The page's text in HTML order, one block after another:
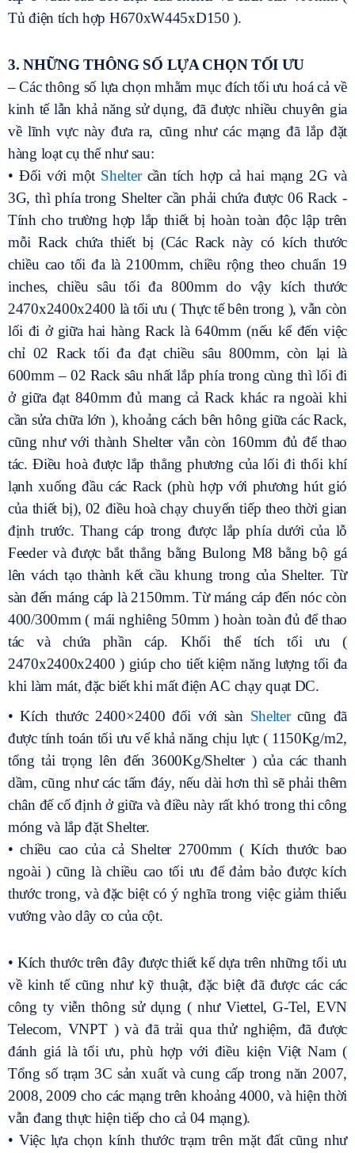
Tủ điện tích hợp H670xW445xD150 ).
3. NHỮNG THÔNG SỐ LỰA CHỌN TỐI ƯU
– Các thông số lựa chọn mhằm mục đích tối ưu hoá cả về
kinh tế lẫn khả năng sử dụng, đã được nhiều chuyên gia
về lĩnh vực này đưa ra, cũng như các mạng đã lắp đặt
hàng loạt cụ thể như sau:
• Đối với một Sheltercần tích hợp cả hai mạng 2G và
3G, thì phía trong Shelter cần phải chứa được 06 Rack -
Tính cho trường hợp lắp thiết bị hoàn toàn độc lập trên
mỗi Rack chứa thiết bị (Các Rack này có kích thước
chiều cao tối đa là 2100mm, chiều rộng theo chuẩn 19
inches, chiều sâu tối đa 800mm do vậy kích thước
2470x2400x2400 là tối ưu ( Thực tế bên trong ), vẫn còn
lối đi ở giữa hai hàng Rack là 640mm (nếu kể đến việc
chỉ 02 Rack tối đa đạt chiều sâu 800mm, còn lại là
600mm – 02 Rack sâu nhất lắp phía trong cùng thì lối đi
ở giữa đạt 840mm đủ mang cả Rack khác ra ngoài khi
cần sửa chữa lớn ), khoảng cách bên hông giữa các Rack,
cũng như với thành Shelter vẫn còn 160mm đủ để thao
tác. Điều hoà được lắp thẳng phương của lối đi thổi khí
lạnh xuống đầu các Rack (phù hợp với phương hút gió
của thiết bị), 02 điều hoà chạy chuyển tiếp theo thời gian
định trước. Thang cáp trong được lắp phía dưới của lỗ
Feeder và được bắt thẳng bằng Bulong M8 bằng bộ gá
lên vách tạo thành kết cầu khung trong của Shelter. Từ
sàn đến máng cáp là 2150mm. Từ máng cáp đến nóc còn
400/300mm ( mái nghiêng 50mm ) hoàn toàn đủ để thao
tác và chứa phần cáp. Khối thể tích tối ưu (
2470x2400x2400 ) giúp cho tiết kiệm năng lượng tối đa
khi làm mát, đặc biết khi mất điện AC chạy quạt DC.
• Kích thước 2400×2400 đối với sàn Sheltercũng đã
được tính toán tối ưu vể khả năng chịu lực ( 1150Kg/m2,
tổng tải trọng lên đến 3600Kg/Shelter ) của các thanh
dầm, cũng như các tấm đáy, nếu dài hơn thì sẽ phải thêm
chân đế cố định ở giữa và điều này rất khó trong thi công
móng và lắp đặt Shelter.
• chiều cao của cả Shelter 2700mm ( Kích thước bao
ngoài ) cũng là chiều cao tối ưu để đảm bảo được kích
thước trong, và đặc biệt có ý nghĩa trong việc giảm thiểu
vướng vào dây co của cột.
• Kích thước trên đây được thiết kế dựa trên những tối ưu
về kinh tế cũng như kỹ thuật, đặc biệt đã được các các
công ty viễn thông sử dụng ( như Viettel, G-Tel, EVN
Telecom, VNPT ) và đã trải qua thử nghiệm, đã được
đánh giá là tối ưu, phù hợp với điều kiện Việt Nam (
Tổng số trạm 3C sản xuất và cung cấp trong năn 2007,
2008, 2009 cho các mạng trên khoảng 4000, và hiện thời
vẫn đang thực hiện tiếp cho cả 04 mạng).
• Việc lựa chọn kính thước trạm trên mặt đất cũng như